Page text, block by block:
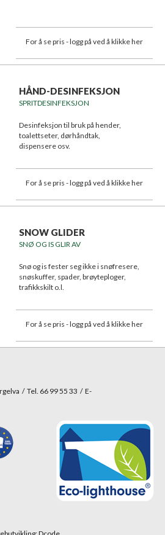
For å se pris - logg på ved å klikke her
HÅND-DESINFEKSJON
SPRITDESINFEKSJON
Desinfeksjon til bruk på hender,
toalettseter, dørhåndtak,
dispensere osv.
For å se pris - logg på ved å klikke her
SNOW GLIDER
SNØ OG IS GLIR AV
Snø og is fester seg ikke i snøfresere,
snøskuffer, spader, brøyteploger,
trafikkskilt o.l.
For å se pris - logg på ved å klikke her
/ Tel. 66 99 55 33 / E-